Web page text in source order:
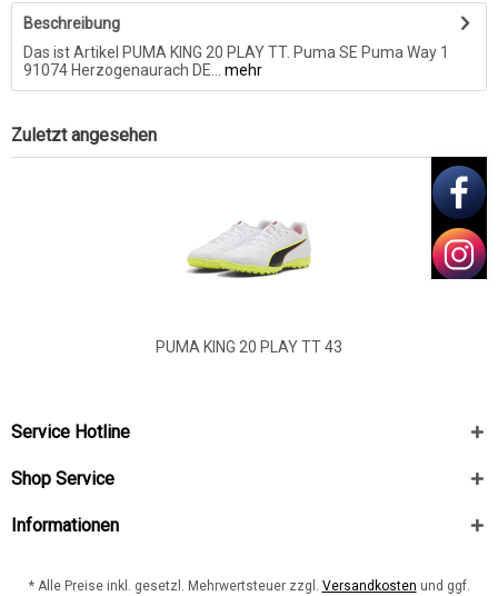
Beschreibung
Das ist Artikel PUMA KING 20 PLAY TT. Puma SE Puma Way 1
91074 Herzogenaurach DE...
mehr
Zuletzt angesehen
PUMA KING 20 PLAY TT 43
Service Hotline
Shop Service
Informationen
* Alle Preise inkl. gesetzl. Mehrwertsteuer zzgl. Versandkosten und ggf.